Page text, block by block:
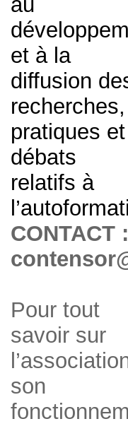
et à la
diffusion
recherches,
pratiques et
débats
relatifs à
CONTACT :
Pour tout
savoir sur
son